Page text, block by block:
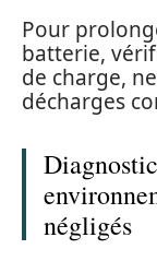
Pour
batterie,
de charge,
décharges
négligés